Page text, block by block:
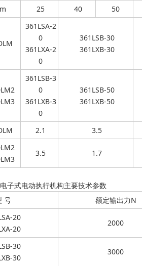
25 40 50
361LSA-2
0
361LXA-2
0
361LSB-30
361LXB-30
361LSB-3
0
361LXB-3
0
361LSB-50
361LXB-50
2.1 3.5
3.5 1.7
子式电动执行机构主要技术参数
号
额定输出力N
20
20
2000
30
30
3000